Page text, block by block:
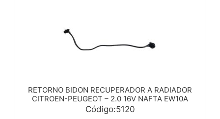
RETORNO BIDON RECUPERADOR A RADIADOR
CITROEN-PEUGEOT – 2.0 16V NAFTA EW10A
Código:5120